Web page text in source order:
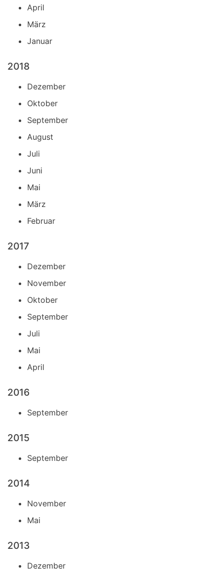
April
März
Januar
2018
Dezember
Oktober
September
August
Juli
Juni
Mai
März
Februar
2017
Dezember
November
Oktober
September
Juli
Mai
April
2016
September
2015
September
2014
November
Mai
2013
Dezember